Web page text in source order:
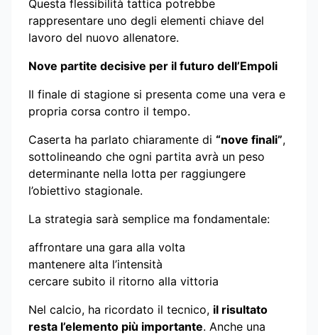
Questa flessibilità tattica potrebbe
rappresentare uno degli elementi chiave del
lavoro del nuovo allenatore.
Nove partite decisive per il futuro dell’Empoli
Il finale di stagione si presenta come una vera e
propria corsa contro il tempo.
Caserta ha parlato chiaramente di “nove finali”,
sottolineando che ogni partita avrà un peso
determinante nella lotta per raggiungere
l’obiettivo stagionale.
La strategia sarà semplice ma fondamentale:
affrontare una gara alla volta
mantenere alta l’intensità
cercare subito il ritorno alla vittoria
Nel calcio, ha ricordato il tecnico, il risultato
resta l’elemento più importante. Anche una